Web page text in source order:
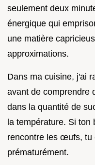
seulement deux
énergique qui
une matière
approximations.
Dans ma cuisine, j'ai
avant de comprendre
dans la quantité de
la température. Si ton
rencontre les œufs, tu
prématurément.